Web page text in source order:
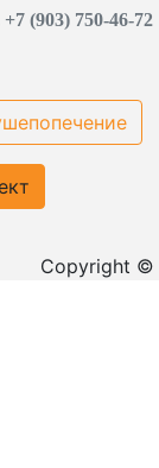
(903) 750-46-72
Copyright